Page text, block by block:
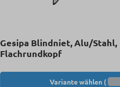
Gesipa Blindniet, Alu/Stahl,
Flachrundkopf
Variante wählen (